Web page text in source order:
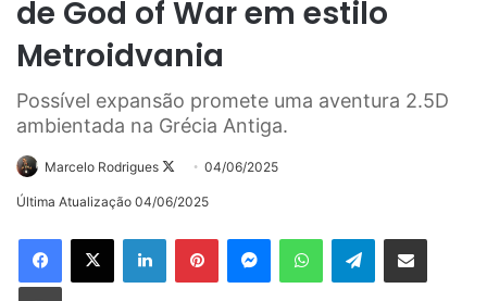
de God of War em estilo
Metroidvania
Possível expansão promete uma aventura 2.5D
ambientada na Grécia Antiga.
Marcelo Rodrigues
Follow04/06/2025
Última Atualização 04/06/2025
LinkedinPinterestMessengerWhatsAppTelegramCompartilhar via e-mail
Imprimir